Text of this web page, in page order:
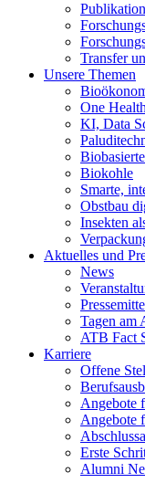
Transfer
Unsere Themen
One
KI, Data
Biokohle
Smarte,
Obstbau
Insekten
Aktuelles und
News
Tagen am
ATB Fact
Karriere
Offene
Angebote
Angebote
Erste
Alumni